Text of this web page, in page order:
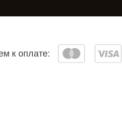
к оплате: